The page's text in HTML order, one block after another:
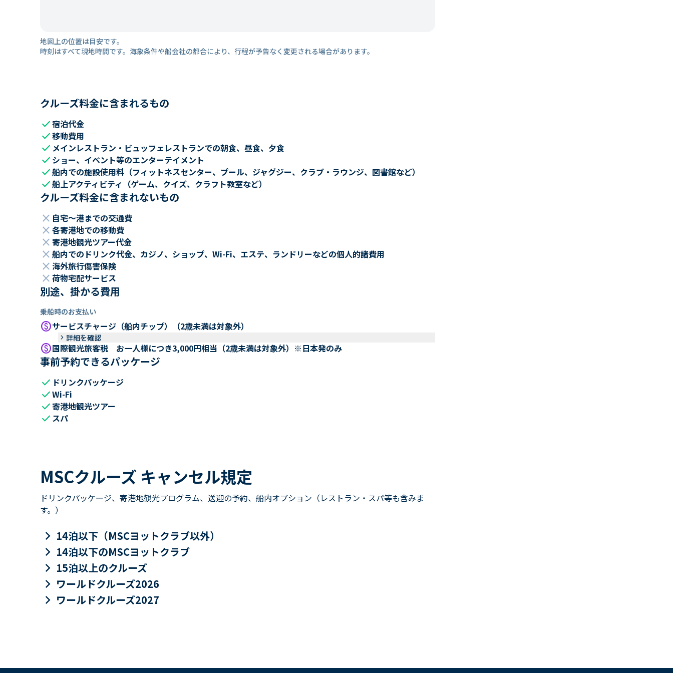
地図上の位置は目安です。
時刻はすべて現地時間です。海象条件や船会社の都合により、行程が予告なく変更される場合があります。
クルーズ料金に含まれるもの
check宿泊代金
check移動費用
check メインレストラン・ビュッフェレストランでの朝食、昼食、夕食
check ショー、イベント等のエンターテイメント
check船内での施設使用料（フィットネスセンター、プール、ジャグジー、クラブ・ラウンジ、図書館など）
check船上アクティビティ（ゲーム、クイズ、クラフト教室など）
クルーズ料金に含まれないもの
close 自宅～港までの交通費
close 各寄港地での移動費
close 寄港地観光ツアー代金
close 船内でのドリンク代金、カジノ、ショップ、Wi-Fi、エステ、ランドリーなどの個人的諸費用
close 海外旅行傷害保険
close 荷物宅配サービス
別途、掛かる費用
乗船時のお支払い
paidサービスチャージ（船内チップ）（2歳未満は対象外）
keyboard_arrow_right 詳細を確認
paid国際観光旅客税 お一人様につき3,000円相当（2歳未満は対象外）※日本発のみ
事前予約できるパッケージ
check ドリンクパッケージ
checkWi-Fi
check寄港地観光ツアー
check スパ
MSCクルーズ キャンセル規定
ドリンクパッケージ、寄港地観光プログラム、送迎の予約、船内オプション（レストラン・スパ等も含みま
す。）
keyboard_arrow_right 14泊以下（MSCヨットクラブ以外）
keyboard_arrow_right 14泊以下のMSCヨットクラブ
keyboard_arrow_right 15泊以上のクルーズ
keyboard_arrow_right ワールドクルーズ2026
keyboard_arrow_right ワールドクルーズ2027